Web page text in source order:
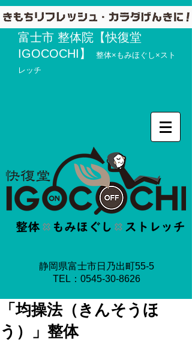
富士市 整体院【快復堂
IGOCOCHI】
整体×もみほぐし×スト
レッチ
静岡県富士市日乃出町55-5
​TEL：0545-30-8626
「均操法（きんそうほ
う）」整体